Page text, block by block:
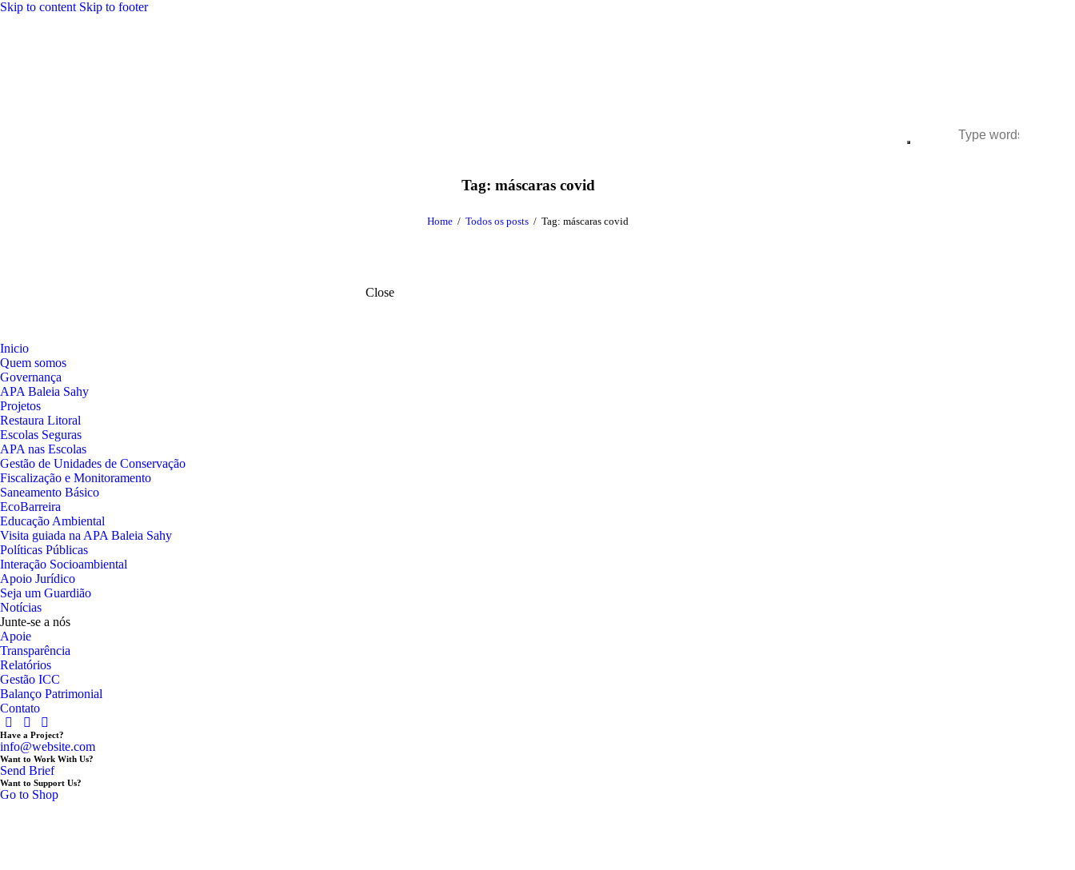
Skip to content Skip to footer
Tag: máscaras covid
Home Todos os posts Tag: máscaras covid
Close
Inicio
Quem somos
Governança
APA Baleia Sahy
Projetos
Restaura Litoral
Escolas Seguras
APA nas Escolas
Gestão de Unidades de Conservação
Fiscalização e Monitoramento
Saneamento Básico
EcoBarreira
Educação Ambiental
Visita guiada na APA Baleia Sahy
Políticas Públicas
Interação Socioambiental
Apoio Jurídico
Seja um Guardião
Notícias
Junte-se a nós
Apoie
Transparência
Relatórios
Gestão ICC
Balanço Patrimonial
Contato
Have a Project?
info@website.com
Want to Work With Us?
Send Brief
Want to Support Us?
Go to Shop